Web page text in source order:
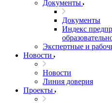
Документы
Документы
Индекс
Экспертные и
Новости
Новости
Линия доверия
Проекты